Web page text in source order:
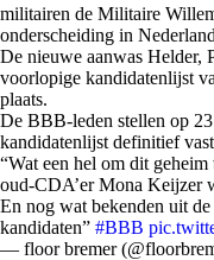
militairen de Militaire
onderscheiding in
De nieuwe aanwas Helder,
voorlopige kandidatenlijst
plaats.
De BBB-leden stellen op
kandidatenlijst definitief
“Wat een hel om dit
oud-CDA’er Mona Keijzer
En nog wat bekenden uit
kandidaten” #BBB
— floor bremer